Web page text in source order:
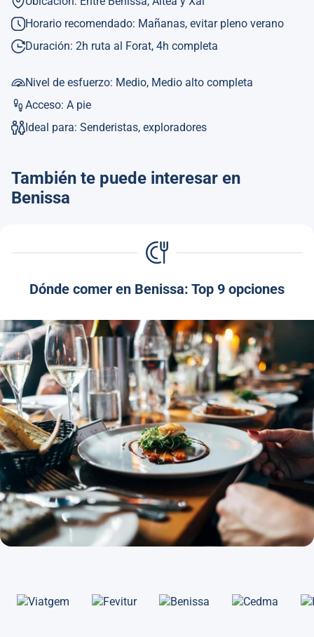
Horario recomendado: Mañanas, evitar pleno verano
Duración: 2h ruta al Forat, 4h completa
Nivel de esfuerzo: Medio, Medio alto completa
Acceso: A pie
Ideal para: Senderistas, exploradores
También te puede interesar en
Benissa
Dónde comer en Benissa: Top 9 opciones